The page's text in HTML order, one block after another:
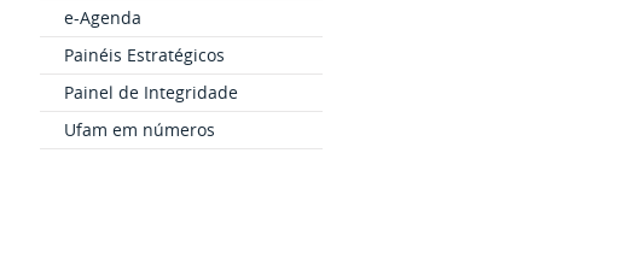
e-Agenda
Painéis Estratégicos
Painel de Integridade
Ufam em números